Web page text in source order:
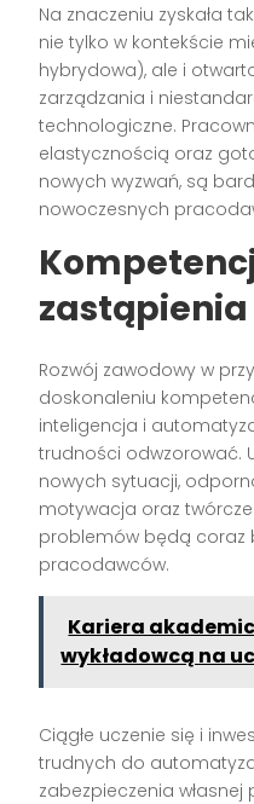
Na znaczeniu zyskała
nie tylko w kontekście
hybrydowa), ale i
zarządzania i
technologiczne.
elastycznością oraz
nowych wyzwań, są
nowoczesnych
zastąpienia
Rozwój zawodowy w
doskonaleniu
inteligencja i
trudności odwzorować.
nowych sytuacji,
motywacja oraz
problemów będą coraz
pracodawców.
Kariera
wykładowcą na
Ciągłe uczenie się i
trudnych do
zabezpieczenia własnej